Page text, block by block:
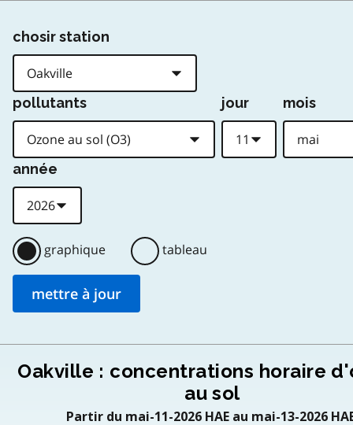
chosir station
pollutants jour mois
année
graphique tableau
Oakville : concentrations horaire
au sol
Partir du mai-11-2026 HAE au mai-13-2026